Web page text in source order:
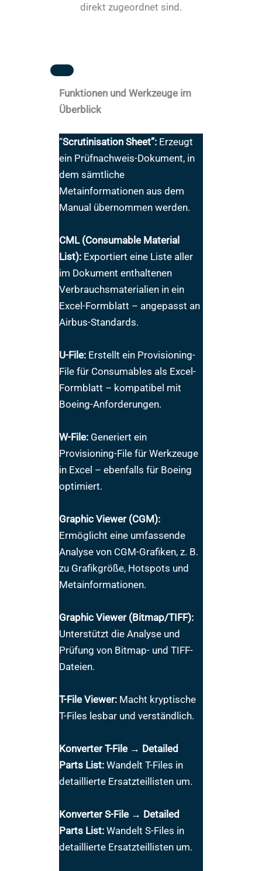
direkt zugeordnet sind.
Funktionen und Werkzeuge im
Überblick
“Scrutinisation Sheet”: Erzeugt
ein Prüfnachweis-Dokument, in
dem sämtliche
Metainformationen aus dem
Manual übernommen werden.
CML (Consumable Material
List): Exportiert eine Liste aller
im Dokument enthaltenen
Verbrauchsmaterialien in ein
Excel-Formblatt – angepasst an
Airbus-Standards.
U-File: Erstellt ein Provisioning-
File für Consumables als Excel-
Formblatt – kompatibel mit
Boeing-Anforderungen.
W-File: Generiert ein
Provisioning-File für Werkzeuge
in Excel – ebenfalls für Boeing
optimiert.
Graphic Viewer (CGM):
Ermöglicht eine umfassende
Analyse von CGM-Grafiken, z. B.
zu Grafikgröße, Hotspots und
Metainformationen.
Graphic Viewer (Bitmap/TIFF):
Unterstützt die Analyse und
Prüfung von Bitmap- und TIFF-
Dateien.
T-File Viewer: Macht kryptische
T-Files lesbar und verständlich.
Konverter T-File → Detailed
Parts List: Wandelt T-Files in
detaillierte Ersatzteillisten um.
Konverter S-File → Detailed
Parts List: Wandelt S-Files in
detaillierte Ersatzteillisten um.